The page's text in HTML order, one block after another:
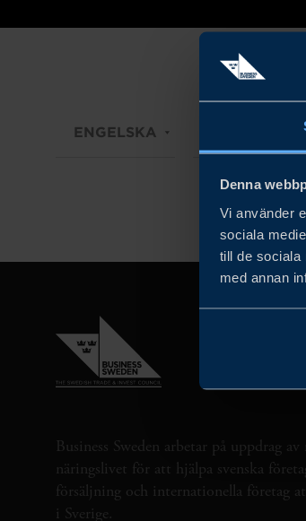
Denna
Vi använder
sociala
till de sociala
med annan
ENGELSKA
Business Sweden arbetar på uppdrag
näringslivet för att hjälpa svenska
försäljning och internationella företag
i Sverige.